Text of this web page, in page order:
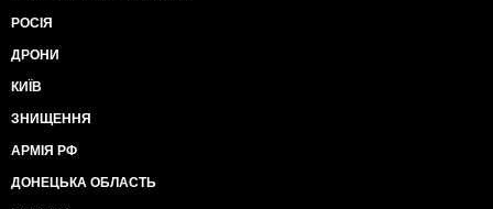
РОСІЯ
ДРОНИ
КИЇВ
ЗНИЩЕННЯ
АРМІЯ РФ
ДОНЕЦЬКА ОБЛАСТЬ